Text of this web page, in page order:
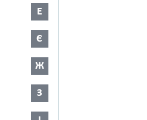
Е
Є
Ж
З